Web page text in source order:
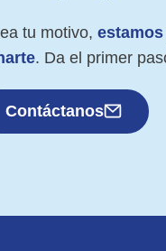
tu motivo,
. Da el primer
Contáctanos